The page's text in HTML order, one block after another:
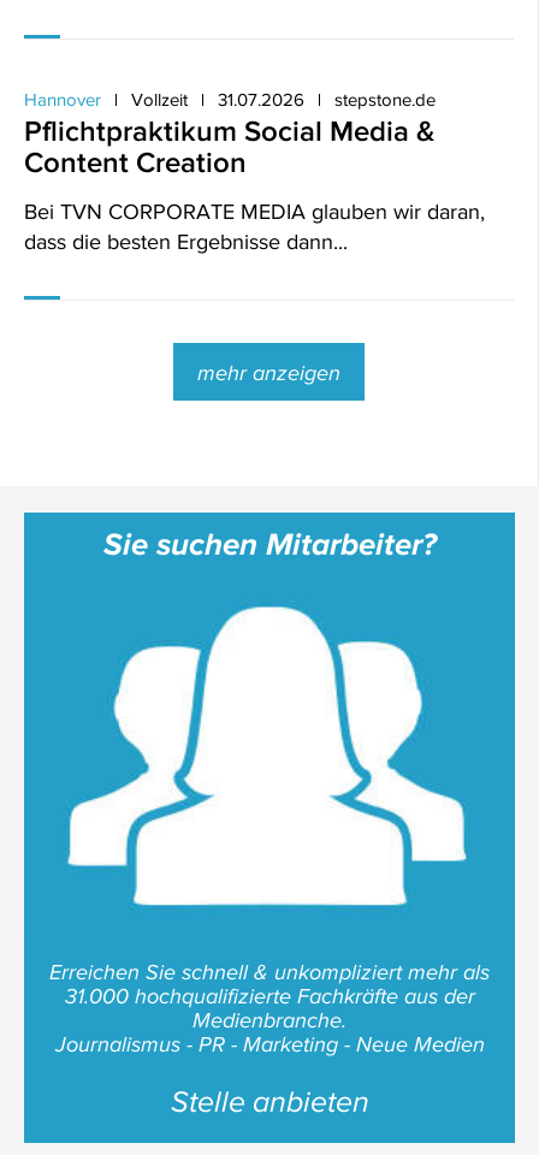
Hannover Vollzeit 31.07.2026 stepstone.de
Pflichtpraktikum Social Media &
Content Creation
Bei TVN CORPORATE MEDIA glauben wir daran,
dass die besten Ergebnisse dann...
mehr anzeigen
Sie suchen Mitarbeiter?
Erreichen Sie schnell & unkompliziert mehr als
31.000 hochqualifizierte Fachkräfte aus der
Medienbranche.
Journalismus - PR - Marketing - Neue Medien
Stelle anbieten